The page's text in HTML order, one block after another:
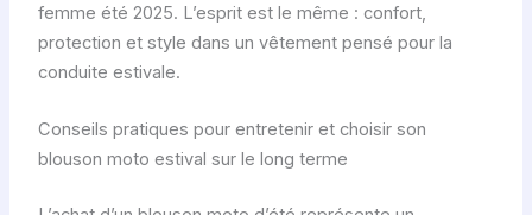
femme été 2025. L’esprit est le même : confort,
protection et style dans un vêtement pensé pour la
conduite estivale.
Conseils pratiques pour entretenir et choisir son
blouson moto estival sur le long terme